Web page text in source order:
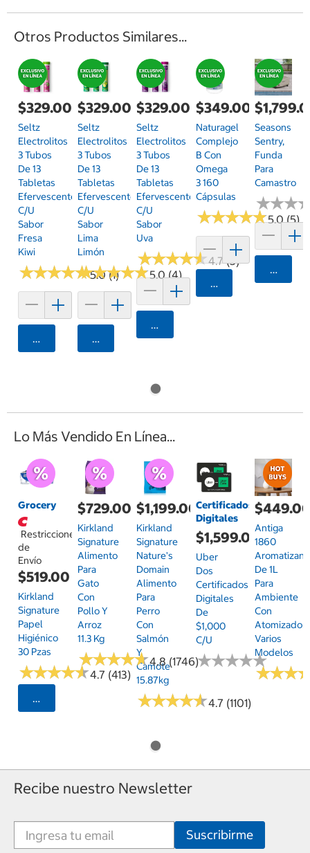
Otros Productos Similares...
$329.00
Seltz
Electrolitos
3 Tubos
De 13
Tabletas
Efervescentes
C/u
Sabor
Fresa
Kiwi
★★★★★
★★★★★5.0 (1)
Agregar
$329.00
Seltz
Electrolitos
3 Tubos
De 13
Tabletas
Efervescentes
C/u
Sabor
Lima
Limón
★★★★★
★★★★★5.0 (4)
Agregar
$329.00
Seltz
Electrolitos
3 Tubos
De 13
Tabletas
Efervescentes
C/u
Sabor
Uva
★★★★★
★★★★★4.7 (3)
Agregar
$349.00
Naturagel
Complejo
B Con
Omega
3 160
Cápsulas
★★★★★
★★★★★5.0 (5)
Agregar
Seasons
Sentry,
Funda
Para
Camastro
★★★
★★★
Lo Más Vendido En Línea...
Grocery
Restricciones
de
Envío
$519.00
Kirkland
Signature
Papel
Higiénico
30 Pzas
★★★★★
★★★★★4.7 (413)
Seleccionar Código Postal
$729.00
Kirkland
Signature
Alimento
Para
Gato
Con
Pollo Y
Arroz
11.3 Kg
★★★★★
★★★★★4.8 (1746)
$1,199.00
Kirkland
Signature
Nature's
Domain
Alimento
Para
Perro
Con
Salmón
Y
Camote
15.87kg
★★★★★
★★★★★4.7 (1101)
Certificados
Digitales
$1,599.00
Uber
Dos
Certificados
Digitales
De
$1,000
C/u
★★★★★
★★★★★
Antiga
1860
De 1L
Para
Ambiente
Con
Atomizador,
Varios
Modelos
★★★
★★★
Recibe nuestro Newsletter